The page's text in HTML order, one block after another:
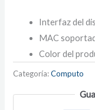
Interfaz del
MAC
Color del
Categoría:Computo